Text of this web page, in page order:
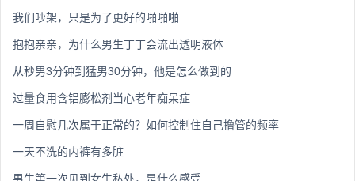
我们吵架，只是为了更好的啪啪啪
抱抱亲亲，为什么男生丁丁会流出透明液体
从秒男3分钟到猛男30分钟，他是怎么做到的
过量食用含铝膨松剂当心老年痴呆症
一周自慰几次属于正常的？如何控制住自己撸管的频率
一天不洗的内裤有多脏